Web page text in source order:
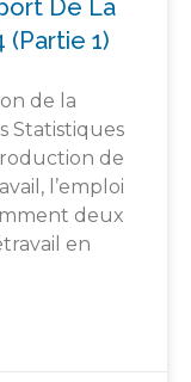
De La
(partie 1)
de la
Statistiques
de
l’emploi
deux
en